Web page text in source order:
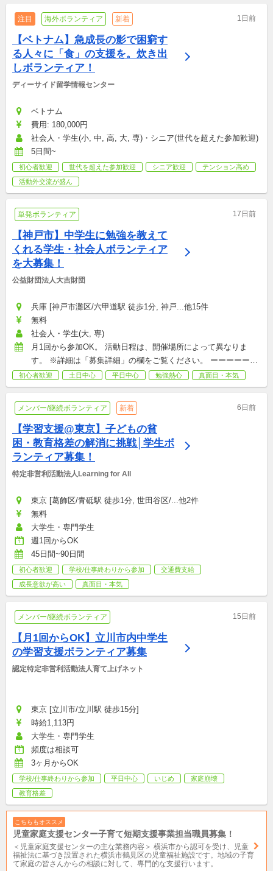
注目 海外ボランティア 新着 1日前
【ベトナム】急成長の影で困窮す
る人々に「食」の支援を。炊き出
しボランティア！
ディーサイド留学情報センター
ベトナム
費用: 180,000円
社会人・学生(小, 中, 高, 大, 専)・シニア(世代を超えた参加歓迎)
5日間~
初心者歓迎 世代を超えた参加歓迎 シニア歓迎
テンション高め
活動外交流が盛ん
単発ボランティア 17日前
【神戸市】中学生に勉強を教えて
くれる学生・社会人ボランティア
を大募集！
公益財団法人大吉財団
兵庫 [神戸市灘区/六甲道駅 徒歩1分, 神戸...他15件
無料
社会人・学生(大, 専)
月1回から参加OK。 活動日程は、開催場所によって異なりま
す。 ※詳細は「募集詳細」の欄をご覧ください。 ーーーーーー
ーーーー ※祝日及び年末年始（12月29日～1月3日）は活動を休
止します。
初心者歓迎 土日中心 平日中心 勉強熱心 真面目・本気
メンバー/継続ボランティア 新着 6日前
【学習支援@東京】子どもの貧
困・教育格差の解消に挑戦│学生ボ
ランティア募集！
特定非営利活動法人Learning for All
東京 [葛飾区/青砥駅 徒歩1分, 世田谷区/...他2件
無料
大学生・専門学生
週1回からOK
45日間~90日間
初心者歓迎 学校/仕事終わりから参加
交通費支給
成長意欲が高い
真面目・本気
メンバー/継続ボランティア 15日前
【月1回からOK】立川市内中学生
の学習支援ボランティア募集
認定特定非営利活動法人育て上げネット
東京 [立川市/立川駅 徒歩15分]
時給1,113円
大学生・専門学生
頻度は相談可
3ヶ月からOK
学校/仕事終わりから参加 平日中心 いじめ
家庭崩壊
教育格差
こちらもオススメ
児童家庭支援センター子育て短期支援事業担当職員募集！
＜児童家庭支援センターの主な業務内容＞ 横浜市から認可を受け、児童
福祉法に基づき設置された横浜市鶴見区の児童福祉施設です。地域の子育
て家庭の皆さんからの相談に対して、専門的な支援行います。